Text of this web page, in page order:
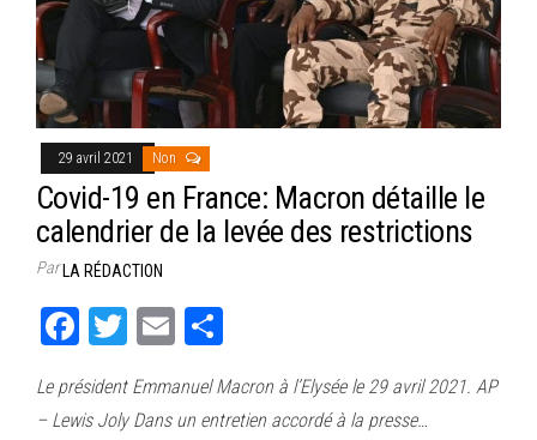
29 avril 2021 Non
Covid-19 en France: Macron détaille le
calendrier de la levée des restrictions
ParLA RÉDACTION
Fa
bo
T
tt
E
ail ag
Le président Emmanuel Macron à l’Elysée le 29 avril 2021. AP
– Lewis Joly Dans un entretien accordé à la presse…